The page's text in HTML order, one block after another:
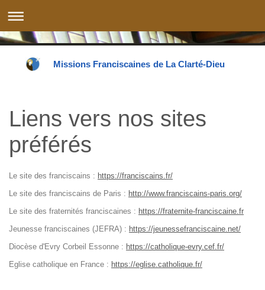
Missions Franciscaines de La Clarté-Dieu
Liens vers nos sites
préférés
Le site des franciscains : https://franciscains.fr/
Le site des franciscains de Paris : http://www.franciscains-paris.org/
Le site des fraternités franciscaines : https://fraternite-franciscaine.fr
Jeunesse franciscaines (JEFRA) : https://jeunessefranciscaine.net/
Diocèse d'Evry Corbeil Essonne : https://catholique-evry.cef.fr/
Eglise catholique en France : https://eglise.catholique.fr/